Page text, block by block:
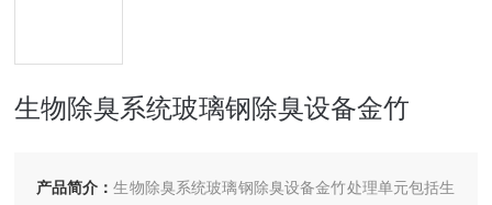
生物除臭系统玻璃钢除臭设备金竹
产品简介：生物除臭系统玻璃钢除臭设备金竹处理单元包括生